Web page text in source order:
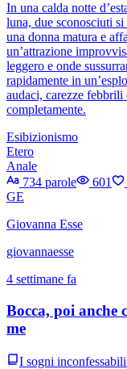
In una calda notte
luna, due sconosciuti
una donna matura e
un’attrazione
leggero e onde
rapidamente in
audaci, carezze febbrili
completamente.
Esibizionismo
Etero
Anale
734 parole
601
GE
Giovanna Esse
giovannaesse
4 settimane fa
Bocca, poi anche
me
I sogni